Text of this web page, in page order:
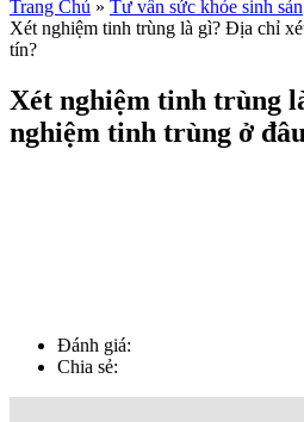
Trang Chủ » Tư vấn sức khỏe sinh sản
Xét nghiệm tinh trùng là gì? Địa chỉ
tín?
Xét nghiệm tinh trùng
nghiệm tinh trùng ở
Đánh giá:
Chia sẻ: